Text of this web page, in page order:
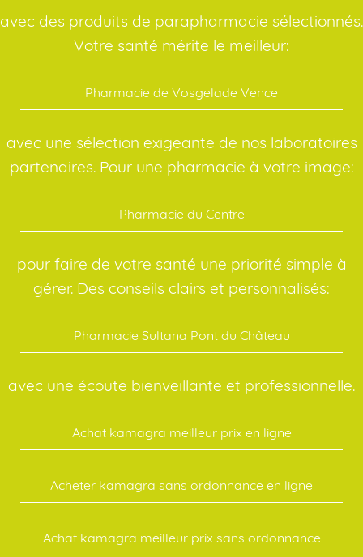
avec des produits de parapharmacie sélectionnés.
Votre santé mérite le meilleur:
Pharmacie de Vosgelade Vence
avec une sélection exigeante de nos laboratoires
partenaires. Pour une pharmacie à votre image:
Pharmacie du Centre
pour faire de votre santé une priorité simple à
gérer. Des conseils clairs et personnalisés:
Pharmacie Sultana Pont du Château
avec une écoute bienveillante et professionnelle.
Achat kamagra meilleur prix en ligne
Acheter kamagra sans ordonnance en ligne
Achat kamagra meilleur prix sans ordonnance